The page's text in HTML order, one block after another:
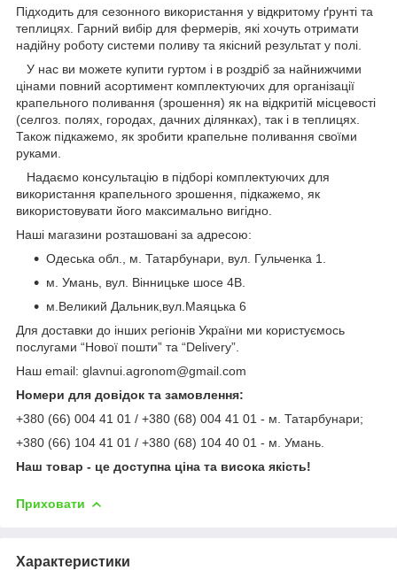
Підходить для сезонного використання у відкритому ґрунті та
теплицях. Гарний вибір для фермерів, які хочуть отримати
надійну роботу системи поливу та якісний результат у полі.
У нас ви можете купити гуртом і в роздріб за найнижчими
цінами повний асортимент комплектуючих для організації
крапельного поливання (зрошення) як на відкритій місцевості
(селгоз. полях, городах, дачних ділянках), так і в теплицях.
Також підкажемо, як зробити крапельне поливання своїми
руками.
Надаємо консультацію в підборі комплектуючих для
використання крапельного зрошення, підкажемо, як
використовувати його максимально вигідно.
Наші магазини розташовані за адресою:
Одеська обл., м. Татарбунари, вул. Гульченка 1.
м. Умань, вул. Вінницьке шосе 4В.
м.Великий Дальник,вул.Маяцька 6
Для доставки до інших регіонів України ми користуємось
послугами “Нової пошти” та “Delivery”.
Наш email: glavnui.agronom@gmail.com
Номери для довідок та замовлення:
+380 (66) 004 41 01 / +380 (68) 004 41 01 - м. Татарбунари;
+380 (66) 104 41 01 / +380 (68) 104 40 01 - м. Умань.
Наш товар - це доступна ціна та висока якість!
Приховати
Характеристики